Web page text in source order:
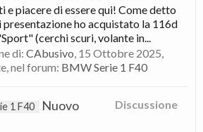
e piacere di essere qui! Come detto
presentazione ho acquistato la 116d
(cerchi scuri, volante in...
di: CAbusivo, 15 Ottobre 2025,
nel forum: BMW Serie 1 F40
Discussione
1 F40
Nuovo